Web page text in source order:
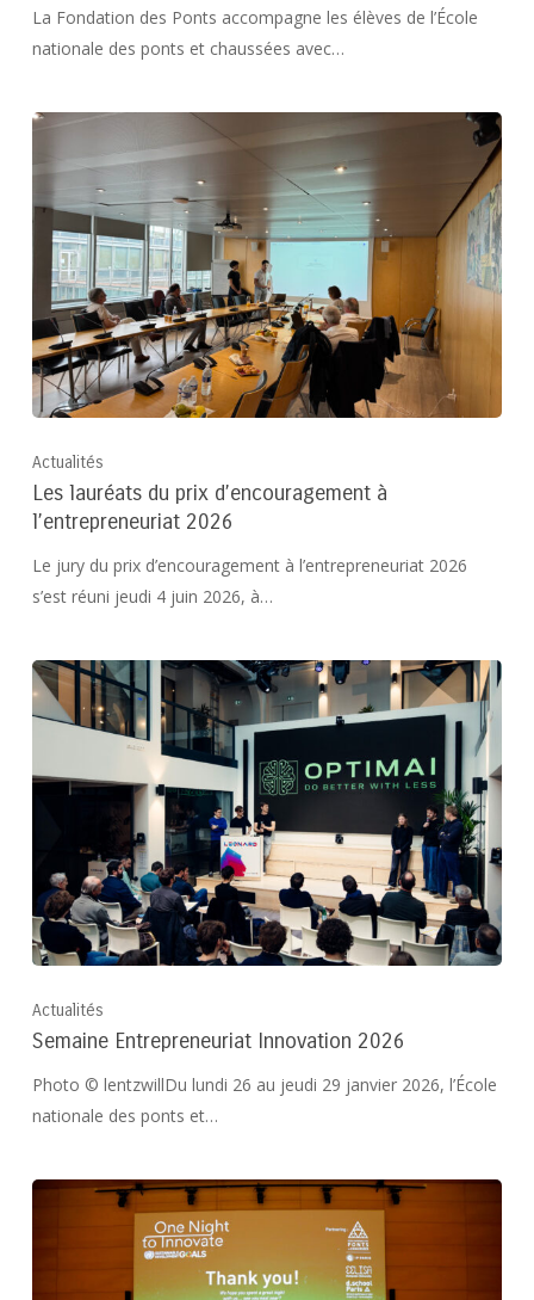
La Fondation des Ponts accompagne les élèves de l’École
nationale des ponts et chaussées avec…
Actualités
Les lauréats du prix d’encouragement à
l’entrepreneuriat 2026
Le jury du prix d’encouragement à l’entrepreneuriat 2026
s’est réuni jeudi 4 juin 2026, à…
Actualités
Semaine Entrepreneuriat Innovation 2026
Photo © lentzwillDu lundi 26 au jeudi 29 janvier 2026, l’École
nationale des ponts et…